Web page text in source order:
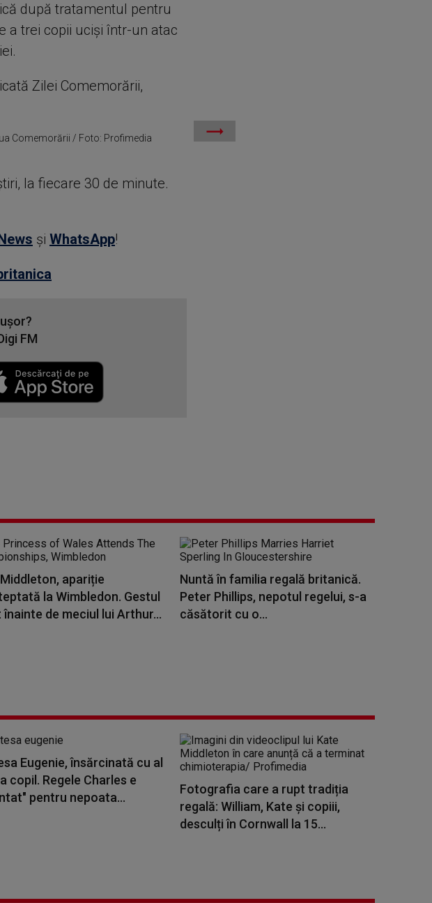
după tratamentul pentru
a trei copii ucişi într-un atac
Zilei Comemorării,
Comemorării / Foto: Profimedia
la fiecare 30 de minute.
şi WhatsApp!
FM
apariție
la Wimbledon. Gestul
de meciul lui Arthur...
Nuntă în familia regală britanică.
Peter Phillips, nepotul regelui, s-a
căsătorit cu o...
Eugenie, însărcinată cu al
copil. Regele Charles e
pentru nepoata...
Fotografia care a rupt tradiția
regală: William, Kate și copiii,
desculți în Cornwall la 15...